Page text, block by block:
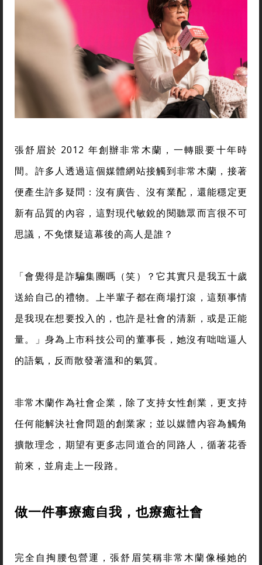
張舒眉於 2012 年創辦非常木蘭，一轉眼要十年時
間。許多人透過這個媒體網站接觸到非常木蘭，接著
便產生許多疑問：沒有廣告、沒有業配，還能穩定更
新有品質的內容，這對現代敏銳的閱聽眾而言很不可
思議，不免懷疑這幕後的高人是誰？
「會覺得是詐騙集團嗎（笑）？它其實只是我五十歲
送給自己的禮物。上半輩子都在商場打滾，這類事情
是我現在想要投入的，也許是社會的清新，或是正能
量。」身為上市科技公司的董事長，她沒有咄咄逼人
的語氣，反而散發著溫和的氣質。
非常木蘭作為社會企業，除了支持女性創業，更支持
任何能解決社會問題的創業家；並以媒體內容為觸角
擴散理念，期望有更多志同道合的同路人，循著花香
前來，並肩走上一段路。
做一件事療癒自我，也療癒社會
完全自掏腰包營運，張舒眉笑稱非常木蘭像極她的